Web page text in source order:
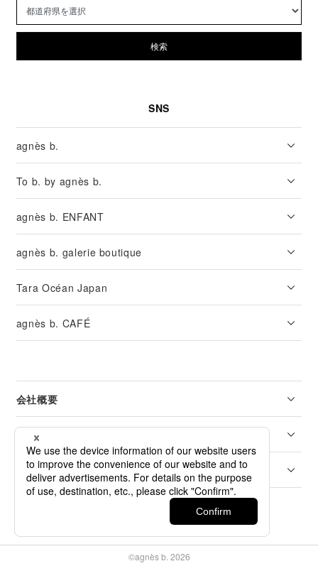
検索
SNS
agnès b.
To b. by agnès b.
agnès b. ENFANT
agnès b. galerie boutique
Tara Océan Japan
agnès b. CAFÉ
会社概要
リーガル
カスタマーサービス
©agnès b. 2026